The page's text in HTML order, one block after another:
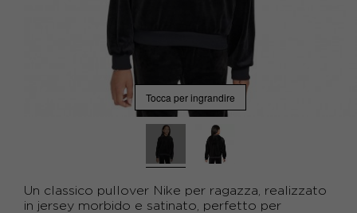
Tocca per ingrandire
Un classico pullover Nike per ragazza, realizzato
in jersey morbido e satinato, perfetto per